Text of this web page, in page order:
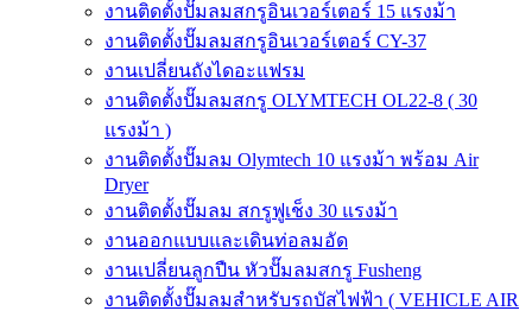
งานติดตั้งปั๊มลมสกรูอินเวอร์เตอร์ 15 แรงม้า
งานติดตั้งปั๊มลมสกรูอินเวอร์เตอร์ CY-37
งานเปลี่ยนถังไดอะแฟรม
งานติดตั้งปั๊มลมสกรู OLYMTECH OL22-8 ( 30
แรงม้า )
งานติดตั้งปั๊มลม Olymtech 10 แรงม้า พร้อม Air
Dryer
งานติดตั้งปั๊มลม สกรูฟูเช็ง 30 แรงม้า
งานออกแบบและเดินท่อลมอัด
งานเปลี่ยนลูกปืน หัวปั๊มลมสกรู Fusheng
งานติดตั้งปั๊มลมสำหรับรถบัสไฟฟ้า ( VEHICLE AIR